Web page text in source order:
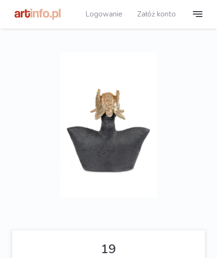
Logowanie Załóż konto
19